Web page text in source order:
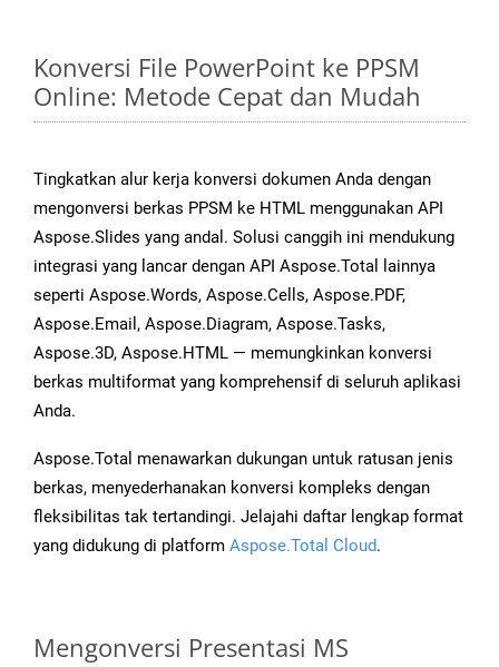
Konversi File PowerPoint ke PPSM
Online: Metode Cepat dan Mudah
Tingkatkan alur kerja konversi dokumen Anda dengan
mengonversi berkas PPSM ke HTML menggunakan API
Aspose.Slides yang andal. Solusi canggih ini mendukung
integrasi yang lancar dengan API Aspose.Total lainnya
seperti Aspose.Words, Aspose.Cells, Aspose.PDF,
Aspose.Email, Aspose.Diagram, Aspose.Tasks,
Aspose.3D, Aspose.HTML — memungkinkan konversi
berkas multiformat yang komprehensif di seluruh aplikasi
Anda.
Aspose.Total menawarkan dukungan untuk ratusan jenis
berkas, menyederhanakan konversi kompleks dengan
fleksibilitas tak tertandingi. Jelajahi daftar lengkap format
yang didukung di platform Aspose.Total Cloud.
Mengonversi Presentasi MS